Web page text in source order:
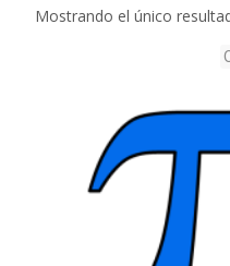
Mostrando el único